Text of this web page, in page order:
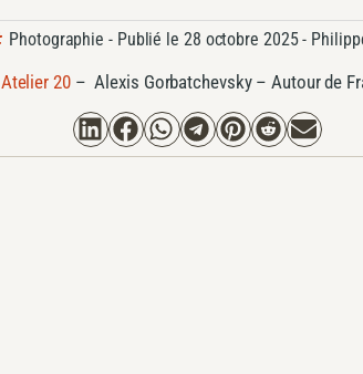
Photographie - Publié le 28 octobre 2025 -
Atelier 20– Alexis Gorbatchevsky – Autour de